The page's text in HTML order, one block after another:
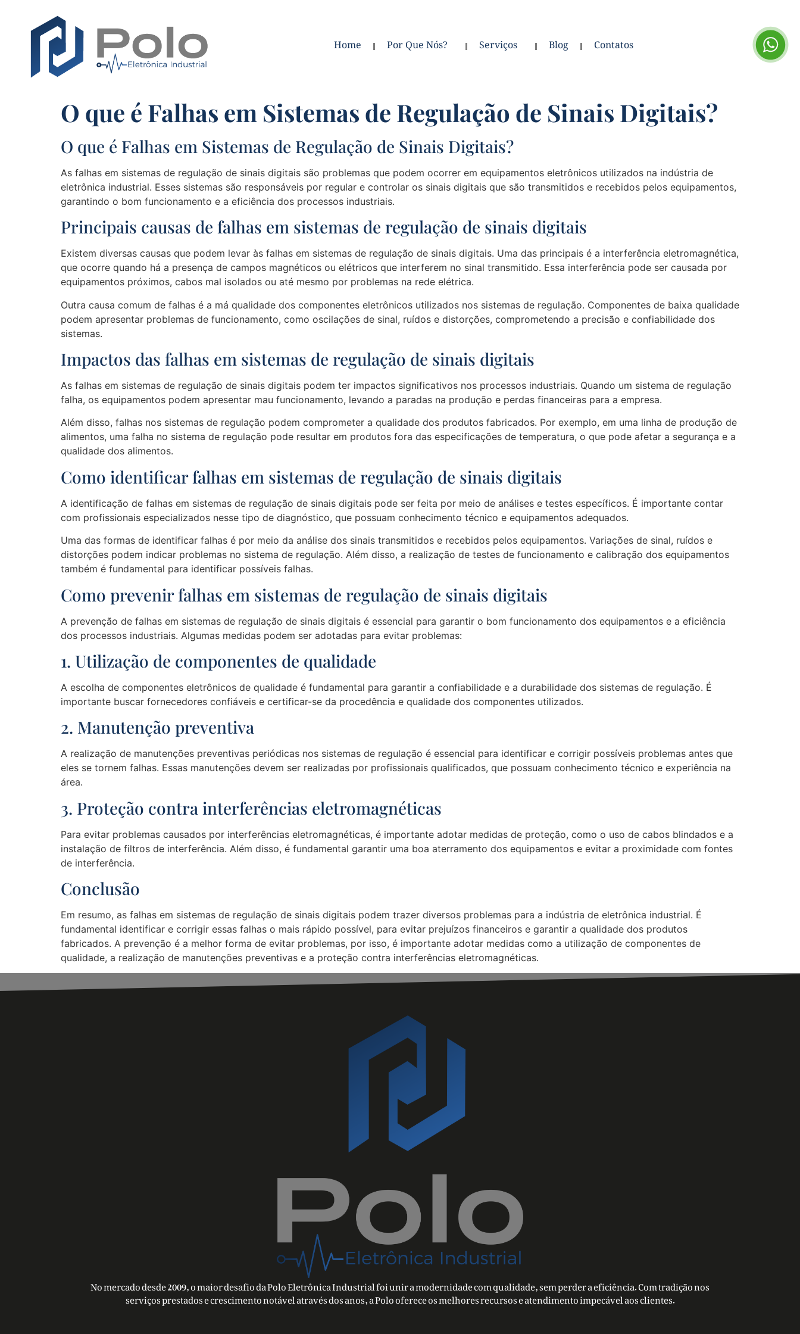
Home Por Que Nós? Serviços Blog Contatos
O que é Falhas em Sistemas de Regulação de Sinais Digitais?
O que é Falhas em Sistemas de Regulação de Sinais Digitais?
As falhas em sistemas de regulação de sinais digitais são problemas que podem ocorrer em equipamentos eletrônicos utilizados na indústria de
eletrônica industrial. Esses sistemas são responsáveis por regular e controlar os sinais digitais que são transmitidos e recebidos pelos equipamentos,
garantindo o bom funcionamento e a eficiência dos processos industriais.
Principais causas de falhas em sistemas de regulação de sinais digitais
Existem diversas causas que podem levar às falhas em sistemas de regulação de sinais digitais. Uma das principais é a interferência eletromagnética,
que ocorre quando há a presença de campos magnéticos ou elétricos que interferem no sinal transmitido. Essa interferência pode ser causada por
equipamentos próximos, cabos mal isolados ou até mesmo por problemas na rede elétrica.
Outra causa comum de falhas é a má qualidade dos componentes eletrônicos utilizados nos sistemas de regulação. Componentes de baixa qualidade
podem apresentar problemas de funcionamento, como oscilações de sinal, ruídos e distorções, comprometendo a precisão e confiabilidade dos
sistemas.
Impactos das falhas em sistemas de regulação de sinais digitais
As falhas em sistemas de regulação de sinais digitais podem ter impactos significativos nos processos industriais. Quando um sistema de regulação
falha, os equipamentos podem apresentar mau funcionamento, levando a paradas na produção e perdas financeiras para a empresa.
Além disso, falhas nos sistemas de regulação podem comprometer a qualidade dos produtos fabricados. Por exemplo, em uma linha de produção de
alimentos, uma falha no sistema de regulação pode resultar em produtos fora das especificações de temperatura, o que pode afetar a segurança e a
qualidade dos alimentos.
Como identificar falhas em sistemas de regulação de sinais digitais
A identificação de falhas em sistemas de regulação de sinais digitais pode ser feita por meio de análises e testes específicos. É importante contar
com profissionais especializados nesse tipo de diagnóstico, que possuam conhecimento técnico e equipamentos adequados.
Uma das formas de identificar falhas é por meio da análise dos sinais transmitidos e recebidos pelos equipamentos. Variações de sinal, ruídos e
distorções podem indicar problemas no sistema de regulação. Além disso, a realização de testes de funcionamento e calibração dos equipamentos
também é fundamental para identificar possíveis falhas.
Como prevenir falhas em sistemas de regulação de sinais digitais
A prevenção de falhas em sistemas de regulação de sinais digitais é essencial para garantir o bom funcionamento dos equipamentos e a eficiência
dos processos industriais. Algumas medidas podem ser adotadas para evitar problemas:
1. Utilização de componentes de qualidade
A escolha de componentes eletrônicos de qualidade é fundamental para garantir a confiabilidade e a durabilidade dos sistemas de regulação. É
importante buscar fornecedores confiáveis e certificar-se da procedência e qualidade dos componentes utilizados.
2. Manutenção preventiva
A realização de manutenções preventivas periódicas nos sistemas de regulação é essencial para identificar e corrigir possíveis problemas antes que
eles se tornem falhas. Essas manutenções devem ser realizadas por profissionais qualificados, que possuam conhecimento técnico e experiência na
área.
3. Proteção contra interferências eletromagnéticas
Para evitar problemas causados por interferências eletromagnéticas, é importante adotar medidas de proteção, como o uso de cabos blindados e a
instalação de filtros de interferência. Além disso, é fundamental garantir uma boa aterramento dos equipamentos e evitar a proximidade com fontes
de interferência.
Conclusão
Em resumo, as falhas em sistemas de regulação de sinais digitais podem trazer diversos problemas para a indústria de eletrônica industrial. É
fundamental identificar e corrigir essas falhas o mais rápido possível, para evitar prejuízos financeiros e garantir a qualidade dos produtos
fabricados. A prevenção é a melhor forma de evitar problemas, por isso, é importante adotar medidas como a utilização de componentes de
qualidade, a realização de manutenções preventivas e a proteção contra interferências eletromagnéticas.
No mercado desde 2009, o maior desafio da Polo Eletrônica Industrial foi unir a modernidade com qualidade, sem perder a eficiência. Com tradição nos
serviços prestados e crescimento notável através dos anos, a Polo oferece os melhores recursos e atendimento impecável aos clientes.